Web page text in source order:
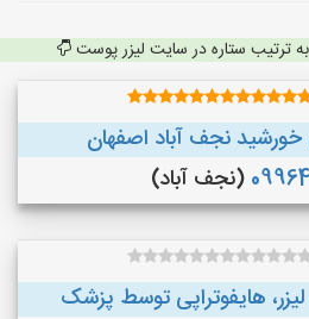
ترتیب ستاره در سایت لیزر پوست
خورشید نجف آباد اصفهان
(نجف‌ آباد)
هایفوتراپی توسط پزشک